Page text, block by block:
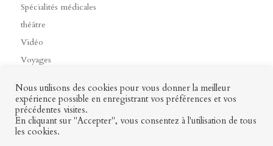
Spécialités médicales
théâtre
Vidéo
Voyages
Contact Mon profil
Nous utilisons des cookies pour vous donner la meilleur
expérience possible en enregistrant vos préférences et vos
précédentes visites.
En cliquant sur "Accepter", vous consentez à l'utilisation de tous
les cookies.